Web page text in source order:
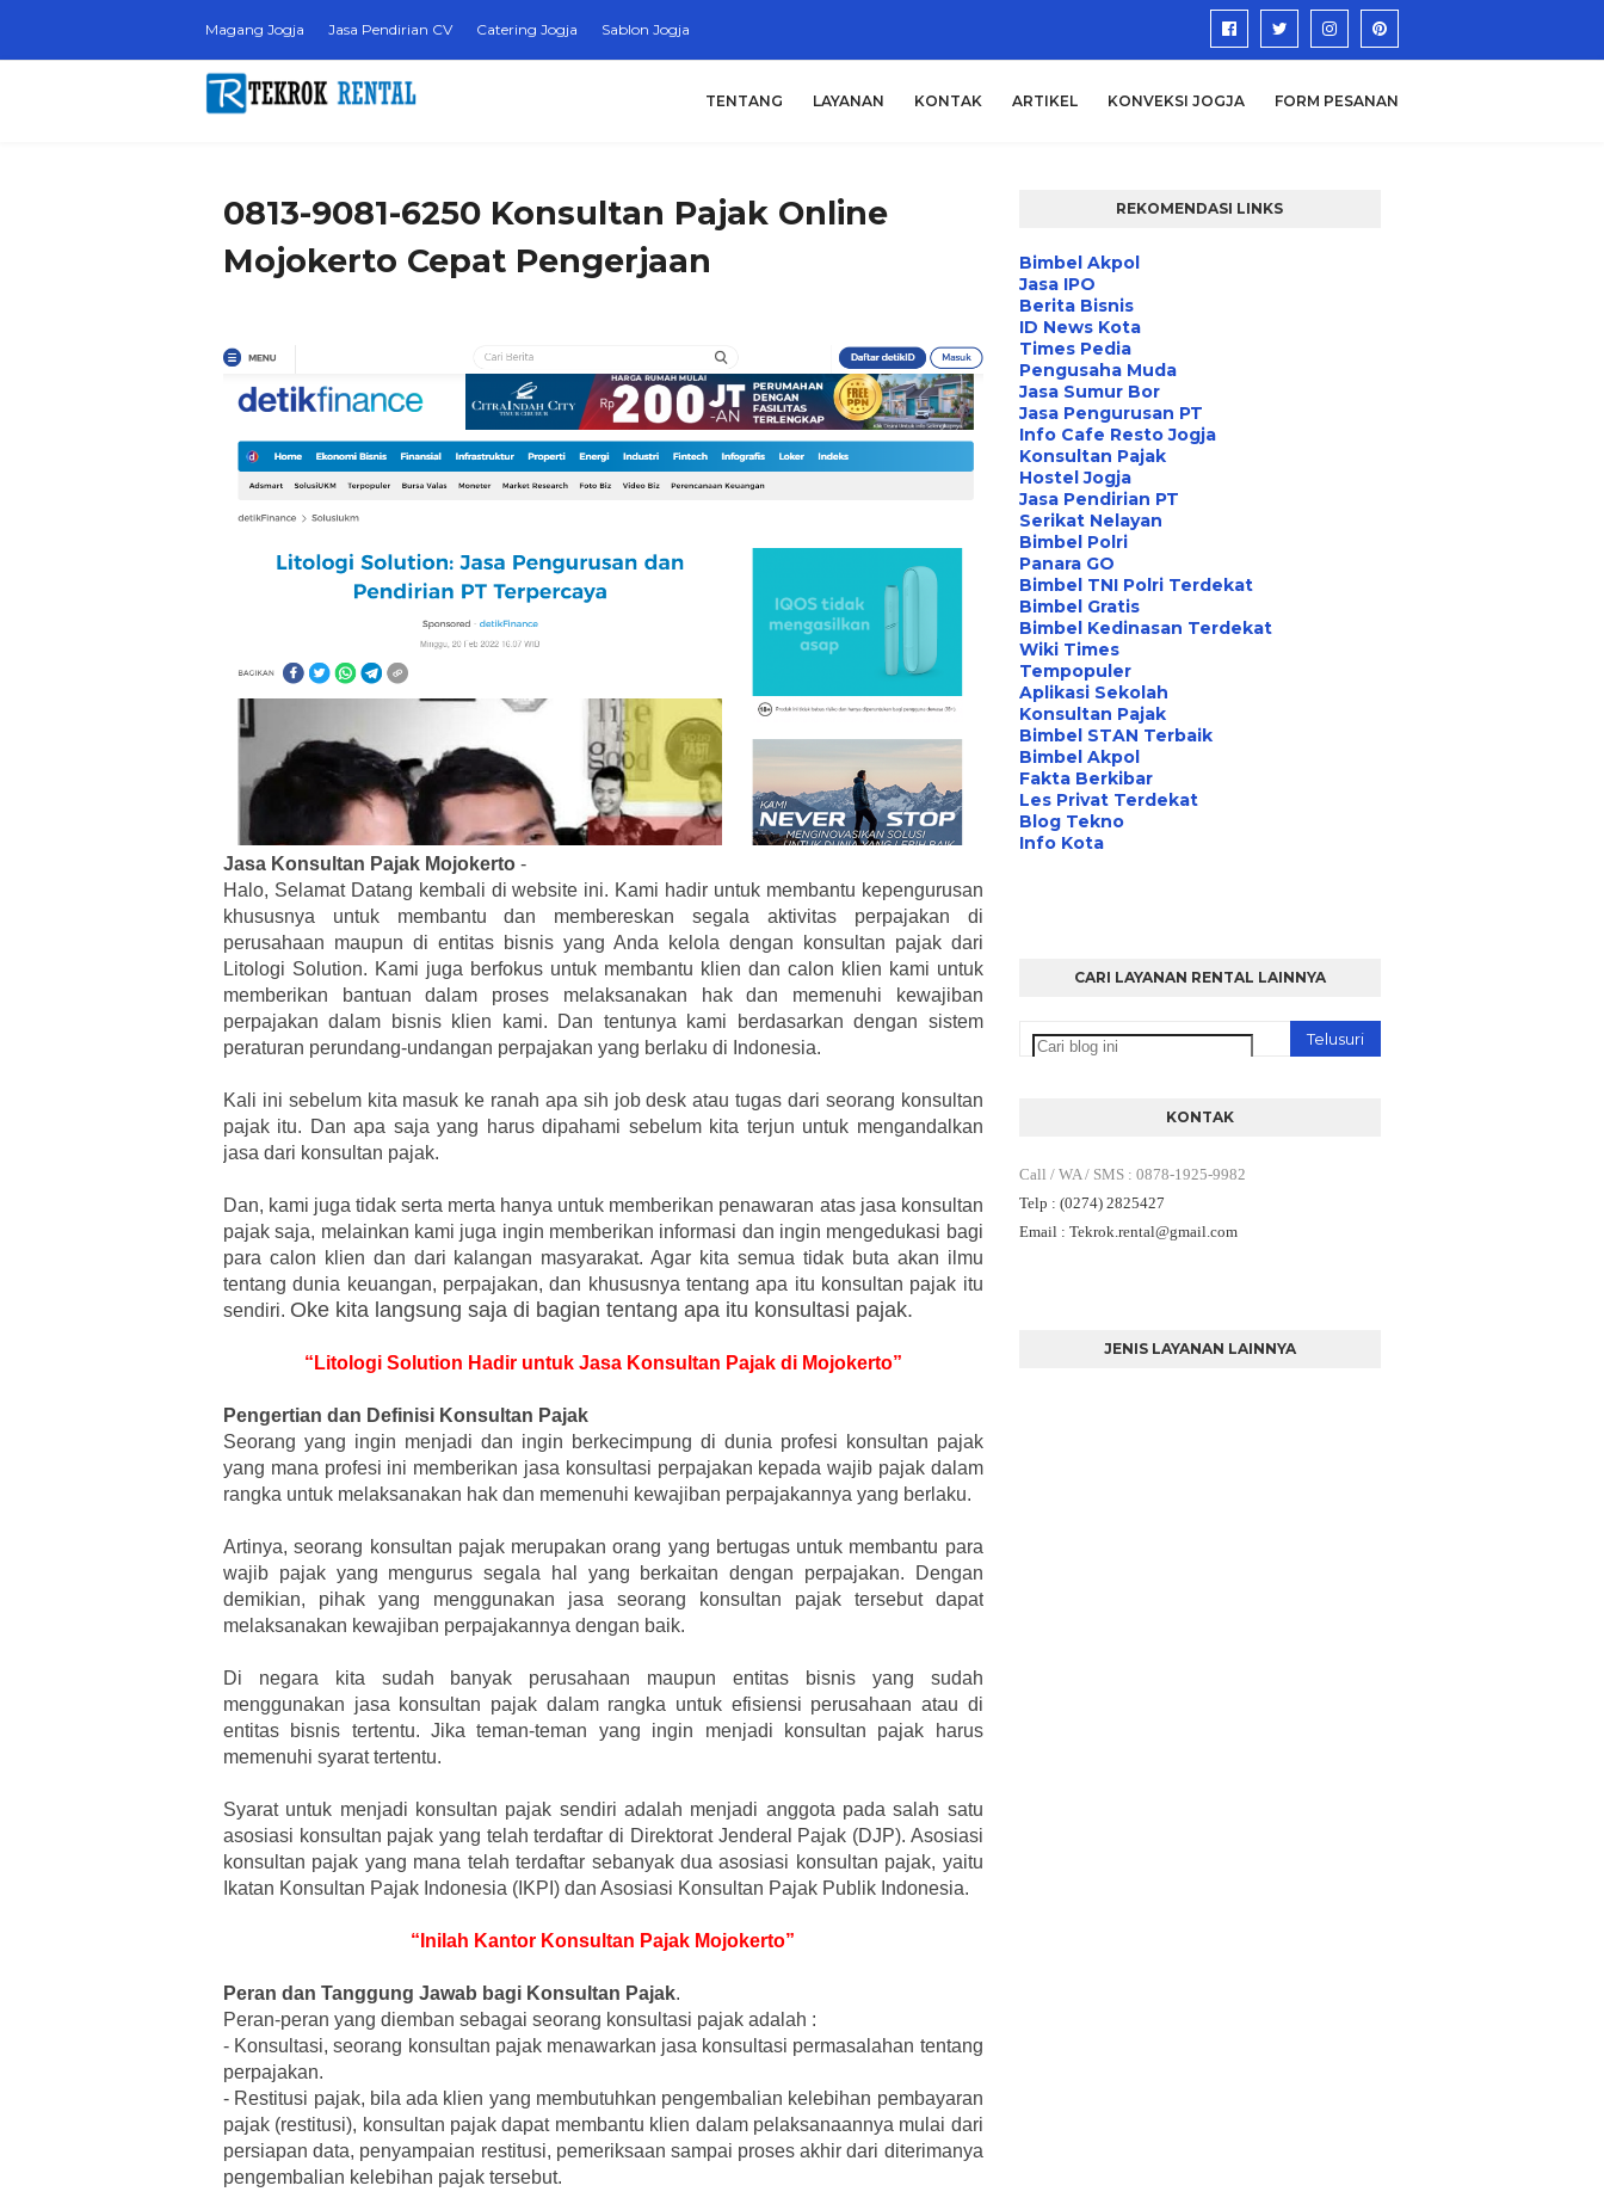
Magang Jogja Jasa Pendirian CV Catering Jogja Sablon Jogja
TENTANG LAYANAN KONTAK ARTIKEL KONVEKSI JOGJA FORM PESANAN
0813-9081-6250 Konsultan Pajak Online
Mojokerto Cepat Pengerjaan
Jasa Konsultan Pajak Mojokerto -
Halo, Selamat Datang kembali di website ini. Kami hadir untuk membantu kepengurusan
khususnya untuk membantu dan membereskan segala aktivitas perpajakan di
perusahaan maupun di entitas bisnis yang Anda kelola dengan konsultan pajak dari
Litologi Solution. Kami juga berfokus untuk membantu klien dan calon klien kami untuk
memberikan bantuan dalam proses melaksanakan hak dan memenuhi kewajiban
perpajakan dalam bisnis klien kami. Dan tentunya kami berdasarkan dengan sistem
peraturan perundang-undangan perpajakan yang berlaku di Indonesia.
Kali ini sebelum kita masuk ke ranah apa sih job desk atau tugas dari seorang konsultan
pajak itu. Dan apa saja yang harus dipahami sebelum kita terjun untuk mengandalkan
jasa dari konsultan pajak.
Dan, kami juga tidak serta merta hanya untuk memberikan penawaran atas jasa konsultan
pajak saja, melainkan kami juga ingin memberikan informasi dan ingin mengedukasi bagi
para calon klien dan dari kalangan masyarakat. Agar kita semua tidak buta akan ilmu
tentang dunia keuangan, perpajakan, dan khususnya tentang apa itu konsultan pajak itu
sendiri. Oke kita langsung saja di bagian tentang apa itu konsultasi pajak.
“Litologi Solution Hadir untuk Jasa Konsultan Pajak di Mojokerto”
Pengertian dan Definisi Konsultan Pajak
Seorang yang ingin menjadi dan ingin berkecimpung di dunia profesi konsultan pajak
yang mana profesi ini memberikan jasa konsultasi perpajakan kepada wajib pajak dalam
rangka untuk melaksanakan hak dan memenuhi kewajiban perpajakannya yang berlaku.
Artinya, seorang konsultan pajak merupakan orang yang bertugas untuk membantu para
wajib pajak yang mengurus segala hal yang berkaitan dengan perpajakan. Dengan
demikian, pihak yang menggunakan jasa seorang konsultan pajak tersebut dapat
melaksanakan kewajiban perpajakannya dengan baik.
Di negara kita sudah banyak perusahaan maupun entitas bisnis yang sudah
menggunakan jasa konsultan pajak dalam rangka untuk efisiensi perusahaan atau di
entitas bisnis tertentu. Jika teman-teman yang ingin menjadi konsultan pajak harus
memenuhi syarat tertentu.
Syarat untuk menjadi konsultan pajak sendiri adalah menjadi anggota pada salah satu
asosiasi konsultan pajak yang telah terdaftar di Direktorat Jenderal Pajak (DJP). Asosiasi
konsultan pajak yang mana telah terdaftar sebanyak dua asosiasi konsultan pajak, yaitu
Ikatan Konsultan Pajak Indonesia (IKPI) dan Asosiasi Konsultan Pajak Publik Indonesia.
“Inilah Kantor Konsultan Pajak Mojokerto”
Peran dan Tanggung Jawab bagi Konsultan Pajak.
Peran-peran yang diemban sebagai seorang konsultasi pajak adalah :
- Konsultasi, seorang konsultan pajak menawarkan jasa konsultasi permasalahan tentang
perpajakan.
- Restitusi pajak, bila ada klien yang membutuhkan pengembalian kelebihan pembayaran
pajak (restitusi), konsultan pajak dapat membantu klien dalam pelaksanaannya mulai dari
persiapan data, penyampaian restitusi, pemeriksaan sampai proses akhir dari diterimanya
pengembalian kelebihan pajak tersebut.
REKOMENDASI LINKS
Bimbel Akpol
Jasa IPO
Berita Bisnis
ID News Kota
Times Pedia
Pengusaha Muda
Jasa Sumur Bor
Jasa Pengurusan PT
Info Cafe Resto Jogja
Konsultan Pajak
Hostel Jogja
Jasa Pendirian PT
Serikat Nelayan
Bimbel Polri
Panara GO
Bimbel TNI Polri Terdekat
Bimbel Gratis
Bimbel Kedinasan Terdekat
Wiki Times
Tempopuler
Aplikasi Sekolah
Konsultan Pajak
Bimbel STAN Terbaik
Bimbel Akpol
Fakta Berkibar
Les Privat Terdekat
Blog Tekno
Info Kota
CARI LAYANAN RENTAL LAINNYA
KONTAK
Call / WA / SMS : 0878-1925-9982
Telp : (0274) 2825427
Email : Tekrok.rental@gmail.com
JENIS LAYANAN LAINNYA